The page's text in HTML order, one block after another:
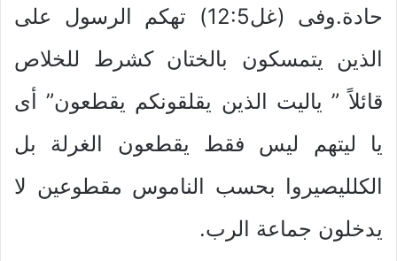
حادة.وفى (غل12:5) تهكم الرسول على
الذين يتمسكون بالختان كشرط للخلاص
قائلاً ” ياليت الذين يقلقونكم يقطعون” أى
يا ليتهم ليس فقط يقطعون الغرلة بل
الكلليصيروا بحسب الناموس مقطوعين لا
يدخلون جماعة الرب.